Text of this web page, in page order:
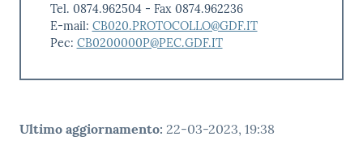
Tel. 0874.962504 - Fax 0874.962236
E-mail: CB020.PROTOCOLLO@GDF.IT
Pec: CB0200000P@PEC.GDF.IT
Ultimo aggiornamento: 22-03-2023, 19:38